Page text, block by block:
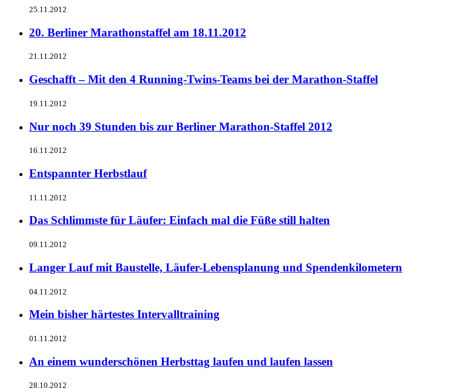
25.11.2012
20. Berliner Marathonstaffel am 18.11.2012
21.11.2012
Geschafft – Mit den 4 Running-Twins-Teams bei der Marathon-Staffel
19.11.2012
Nur noch 39 Stunden bis zur Berliner Marathon-Staffel 2012
16.11.2012
Entspannter Herbstlauf
11.11.2012
Das Schlimmste für Läufer: Einfach mal die Füße still halten
09.11.2012
Langer Lauf mit Baustelle, Läufer-Lebensplanung und Spendenkilometern
04.11.2012
Mein bisher härtestes Intervalltraining
01.11.2012
An einem wunderschönen Herbsttag laufen und laufen lassen
28.10.2012